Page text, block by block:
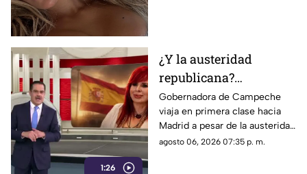
1:26
¿Y la austeridad
republicana?
Gobernadora Layda
Sansores viaja en
primera clase hacia
Madrid
Gobernadora de Campeche
viaja en primera clase hacia
Madrid a pesar de la austeridad
republicana.
agosto 06, 2026 07:35 p. m.